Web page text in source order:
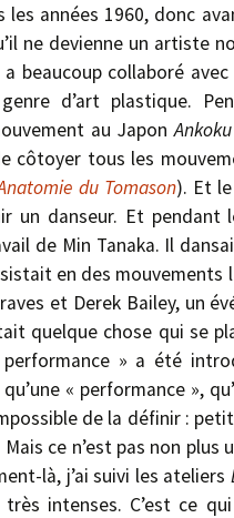
les années 1960, donc
ne devienne un artiste
beaucoup collaboré
d’art plastique.
au Japon
côtoyer tous les
du Tomason). Et
un danseur. Et
de Min Tanaka. Il
en des
et Derek Bailey, un
quelque chose qui se
» a été
« performance »,
de la définir :
ce n’est pas non
là, j’ai suivi les ateliers
intenses. C’est ce